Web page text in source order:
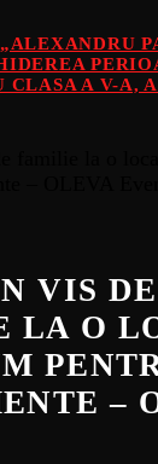
CLASA A V-A,
VIS DE
LA O
–